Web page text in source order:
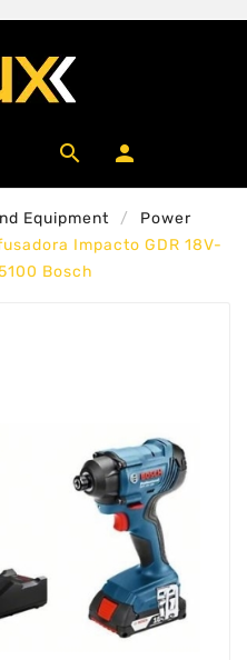
 
Equipment
Power
Impacto GDR 18V-
Bosch